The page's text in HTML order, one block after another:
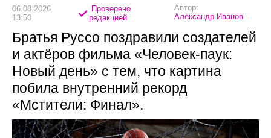
06.08.2026
13:50
Проверено
редакцией
Автор:
Александр Иванов
Братья Руссо поздравили создателей
и актёров фильма «Человек-паук:
Новый день» с тем, что картина
побила внутренний рекорд
«Мстители: Финал».